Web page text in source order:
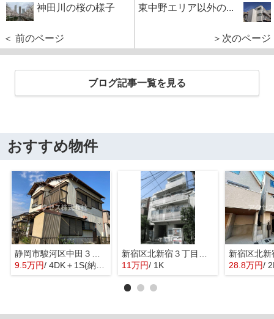
神田川の桜の様子
＜ 前のページ
東中野エリア以外の...
＞次のページ
ブログ記事一覧を見る
おすすめ物件
静岡市駿河区中田３丁目の一戸建て
9.5万円/ 4DK＋1S(納戸)
新宿区北新宿３丁目のマンション
11万円/ 1K 28.8万円/